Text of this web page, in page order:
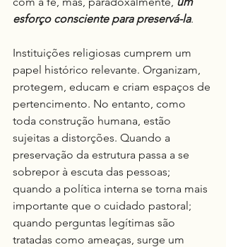
esforço consciente para preservá-la.
Instituições religiosas cumprem um
papel histórico relevante. Organizam,
protegem, educam e criam espaços de
pertencimento. No entanto, como
toda construção humana, estão
sujeitas a distorções. Quando a
preservação da estrutura passa a se
sobrepor à escuta das pessoas;
quando a política interna se torna mais
importante que o cuidado pastoral;
quando perguntas legítimas são
tratadas como ameaças, surge um